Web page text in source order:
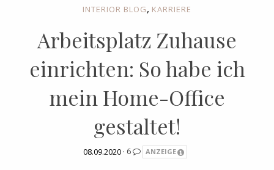
INTERIOR BLOG, KARRIERE
Arbeitsplatz Zuhause
einrichten: So habe ich
mein Home-Office
gestaltet!
08.09.2020 · 6 ANZEIGE